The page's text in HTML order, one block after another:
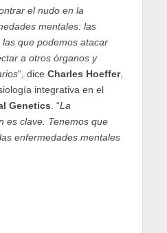
el nudo en la
mentales: las
que podemos atacar
a otros órganos y
“, dice Charles Hoeffer,
integrativa en el
Genetics . “La
es clave. Tenemos que
enfermedades mentales